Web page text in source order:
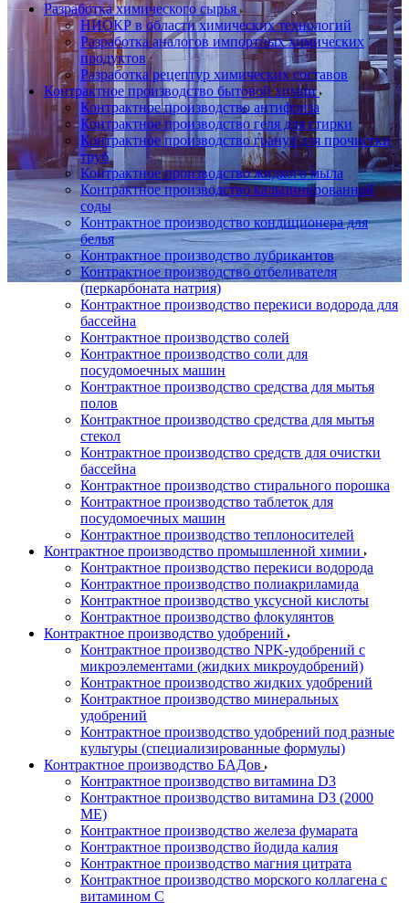
Разработка химического сырья
НИОКР в области химических технологий
Разработка аналогов импортных химических
продуктов
Разработка рецептур химических составов
Контрактное производство бытовой химии
Контрактное производство антифриза
Контрактное производство геля для стирки
Контрактное производство гранул для прочистки
труб
Контрактное производство жидкого мыла
Контрактное производство кальцинированной
соды
Контрактное производство кондиционера для
белья
Контрактное производство лубрикантов
Контрактное производство отбеливателя
(перкарбоната натрия)
Контрактное производство перекиси водорода для
бассейна
Контрактное производство солей
Контрактное производство соли для
посудомоечных машин
Контрактное производство средства для мытья
полов
Контрактное производство средства для мытья
стекол
Контрактное производство средств для очистки
бассейна
Контрактное производство стирального порошка
Контрактное производство таблеток для
посудомоечных машин
Контрактное производство теплоносителей
Контрактное производство промышленной химии
Контрактное производство перекиси водорода
Контрактное производство полиакриламида
Контрактное производство уксусной кислоты
Контрактное производство флокулянтов
Контрактное производство удобрений
Контрактное производство NPK-удобрений с
микроэлементами (жидких микроудобрений)
Контрактное производство жидких удобрений
Контрактное производство минеральных
удобрений
Контрактное производство удобрений под разные
культуры (специализированные формулы)
Контрактное производство БАДов
Контрактное производство витамина D3
Контрактное производство витамина D3 (2000
МЕ)
Контрактное производство железа фумарата
Контрактное производство йодида калия
Контрактное производство магния цитрата
Контрактное производство морского коллагена с
витамином С